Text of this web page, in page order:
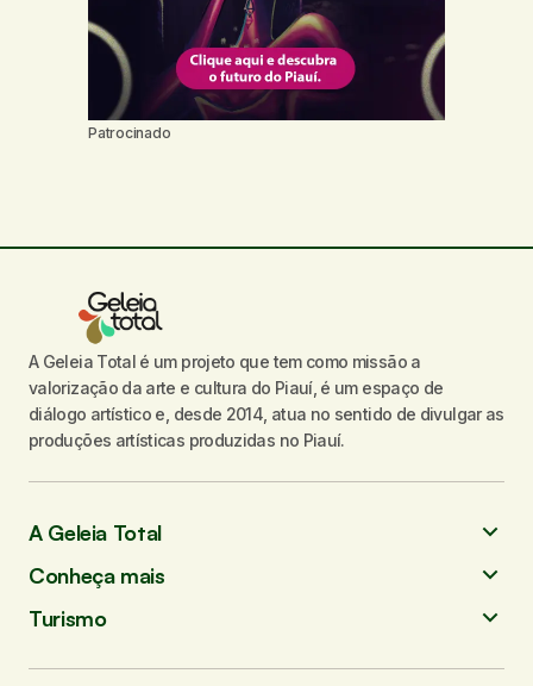
Patrocinado
A Geleia Total é um projeto que tem como missão a
valorização da arte e cultura do Piauí, é um espaço de
diálogo artístico e, desde 2014, atua no sentido de divulgar as
produções artísticas produzidas no Piauí.
A Geleia Total
Conheça mais
Turismo